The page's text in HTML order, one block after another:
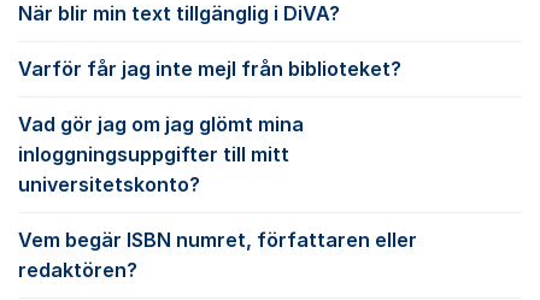
När blir min text tillgänglig i DiVA?
Varför får jag inte mejl från biblioteket?
Vad gör jag om jag glömt mina
inloggningsuppgifter till mitt
universitetskonto?
Vem begär ISBN numret, författaren eller
redaktören?